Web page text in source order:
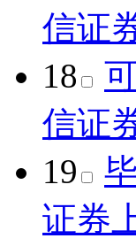
信证
18
信证
19
证券